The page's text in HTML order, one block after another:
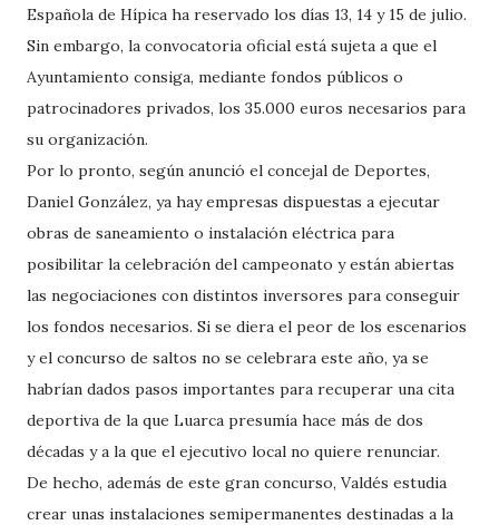
Española de Hípica ha reservado los días 13, 14 y 15 de julio.
Sin embargo, la convocatoria oficial está sujeta a que el
Ayuntamiento consiga, mediante fondos públicos o
patrocinadores privados, los 35.000 euros necesarios para
su organización.
Por lo pronto, según anunció el concejal de Deportes,
Daniel González, ya hay empresas dispuestas a ejecutar
obras de saneamiento o instalación eléctrica para
posibilitar la celebración del campeonato y están abiertas
las negociaciones con distintos inversores para conseguir
los fondos necesarios. Si se diera el peor de los escenarios
y el concurso de saltos no se celebrara este año, ya se
habrían dados pasos importantes para recuperar una cita
deportiva de la que Luarca presumía hace más de dos
décadas y a la que el ejecutivo local no quiere renunciar.
De hecho, además de este gran concurso, Valdés estudia
crear unas instalaciones semipermanentes destinadas a la